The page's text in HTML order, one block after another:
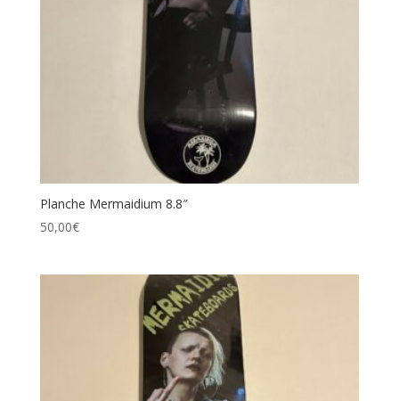
Planche Mermaidium 8.8″
50,00€